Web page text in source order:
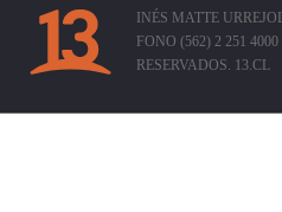
INÉS MATTE
FONO (562) 2 251
RESERVADOS. 13.CL